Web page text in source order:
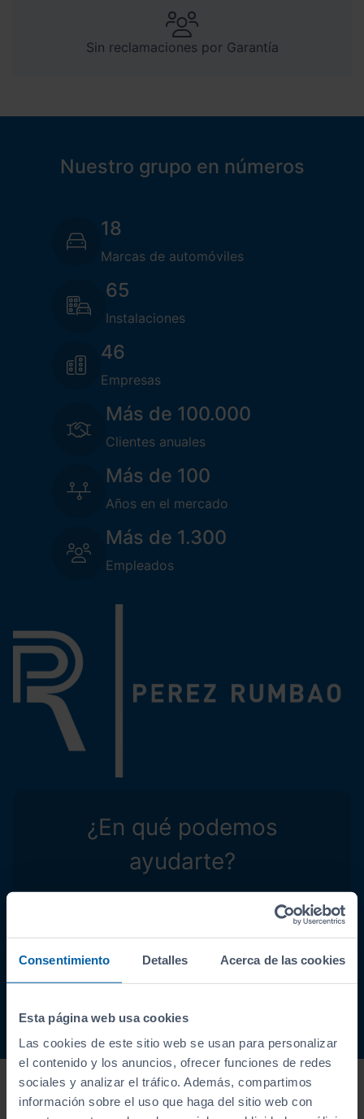
Consentimiento Detalles Acerca de las cookies
Esta página web usa cookies
Las cookies de este sitio web se usan para personalizar
el contenido y los anuncios, ofrecer funciones de redes
sociales y analizar el tráfico. Además, compartimos
información sobre el uso que haga del sitio web con
Sin reclamaciones por Garantía
Nuestro grupo en números
18
Marcas de automóviles
65
Instalaciones
46
Empresas
Más de 100.000
Clientes anuales
Más de 100
Años en el mercado
Más de 1.300
Empleados
¿En qué podemos
ayudarte?
Calcula tu
seguro
Valorar tu
coche
Encuentra
tu coche